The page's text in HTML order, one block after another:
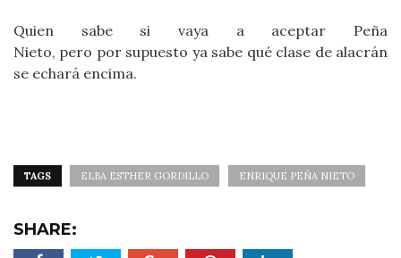
Quien sabe si vaya a aceptar Peña
Nieto, pero por supuesto ya sabe qué clase de alacrán
se echará encima.
TAGS ELBA ESTHER GORDILLO ENRIQUE PEÑA NIETO
SHARE: